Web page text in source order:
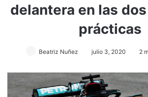
delantera en las
prácticas
Beatriz Nuñez julio 3, 2020 2